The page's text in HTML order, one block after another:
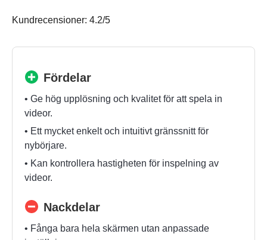
Kundrecensioner: 4.2/5
Fördelar
• Ge hög upplösning och kvalitet för att spela in
videor.
• Ett mycket enkelt och intuitivt gränssnitt för
nybörjare.
• Kan kontrollera hastigheten för inspelning av
videor.
Nackdelar
• Fånga bara hela skärmen utan anpassade